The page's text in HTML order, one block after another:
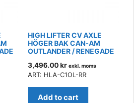
HIGH LIFTER CV AXLE
HÖGER BAK CAN-AM
OUTLANDER / RENEGADE
3,496.00kr exkl. moms
ART: HLA-C1OL-RR
Add to cart